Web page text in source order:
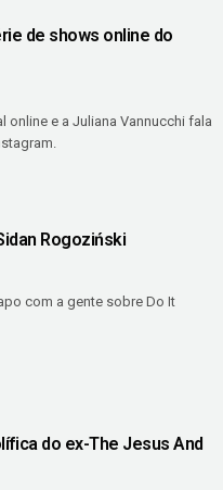
de shows online do
e a Juliana Vannucchi fala
Rogoziński
com a gente sobre Do It
do ex-The Jesus And